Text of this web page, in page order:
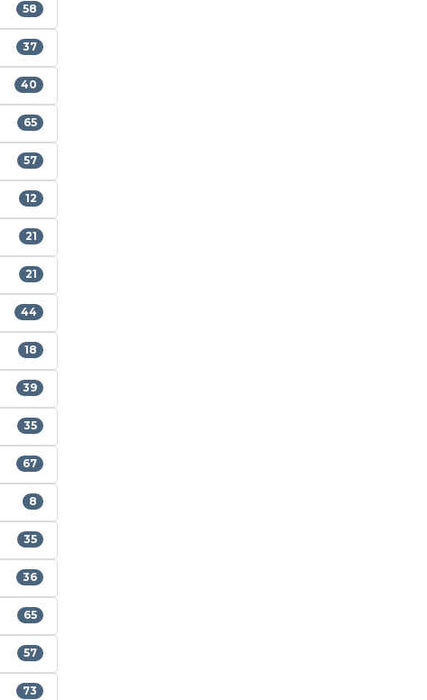
58
37
40
65
57
12
21
21
44
18
39
35
67
8
35
36
65
57
73